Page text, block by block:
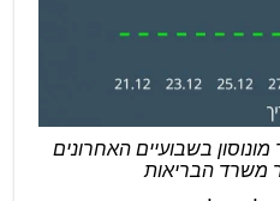
מונוסון בשבועיים האחרונים